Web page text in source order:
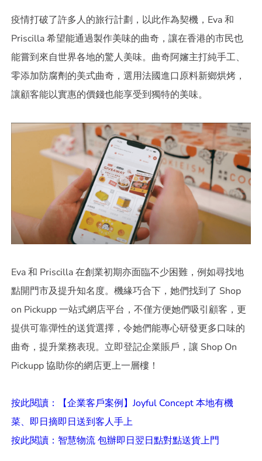
疫情打破了許多人的旅行計劃，以此作為契機，Eva 和
Priscilla 希望能通過製作美味的曲奇，讓在香港的市民也
能嘗到來自世界各地的驚人美味。曲奇阿嬸主打純手工、
零添加防腐劑的美式曲奇，選用法國進口原料新鄉烘烤，
讓顧客能以實惠的價錢也能享受到獨特的美味。
Eva 和 Priscilla 在創業初期亦面臨不少困難，例如尋找地
點開門市及提升知名度。機緣巧合下，她們找到了 Shop
on Pickupp 一站式網店平台，不僅方便她們吸引顧客，更
提供可靠彈性的送貨選擇，令她們能專心研發更多口味的
曲奇，提升業務表現。立即登記企業賬戶，讓 Shop On
Pickupp 協助你的網店更上一層樓！
按此閱讀：【企業客戶案例】Joyful Concept 本地有機
菜、即日摘即日送到客人手上
按此閱讀：智慧物流 包辦即日翌日點對點送貨上門